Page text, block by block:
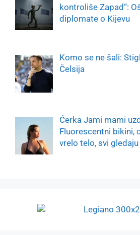
kontroliše Zapad“:
diplomate o Kijevu
Komo se ne šali:
Čelsija
Ćerka Jami mami
Fluorescentni bikini,
vrelo telo, svi